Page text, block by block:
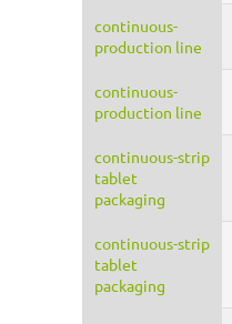
continuous-
production line
continuous-
production line
continuous-strip
tablet
packaging
continuous-strip
tablet
packaging